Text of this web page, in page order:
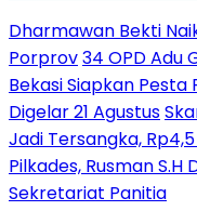
Dharmawan Bekti
Porprov34 OPD Adu
Bekasi Siapkan Pesta
Digelar 21 Agustus
Jadi Tersangka,
Pilkades, Rusman
Sekretariat Panitia